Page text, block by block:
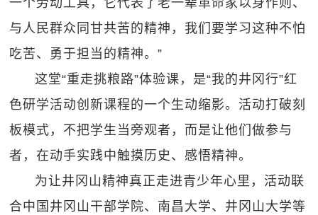
一个劳动工具，它代表了老一辈革命家以身作则、
与人民群众同甘共苦的精神，我们要学习这种不怕
吃苦、勇于担当的精神。”
这堂“重走挑粮路”体验课，是“我的井冈行”红
色研学活动创新课程的一个生动缩影。活动打破刻
板模式，不把学生当旁观者，而是让他们做参与
者，在动手实践中触摸历史、感悟精神。
为让井冈山精神真正走进青少年心里，活动联
合中国井冈山干部学院、南昌大学、井冈山大学等